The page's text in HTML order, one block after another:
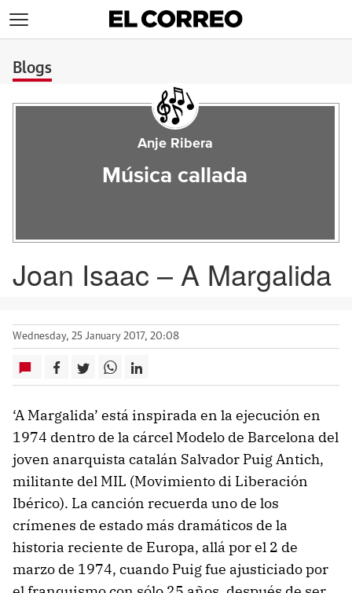
Blogs
Anje Ribera
Música callada
Joan Isaac – A Margalida
Wednesday, 25 January 2017, 20:08
‘A Margalida’ está inspirada en la ejecución en
1974 dentro de la cárcel Modelo de Barcelona del
joven anarquista catalán Salvador Puig Antich,
militante del MIL (Movimiento di Liberación
Ibérico). La canción recuerda uno de los
crímenes de estado más dramáticos de la
historia reciente de Europa, allá por el 2 de
marzo de 1974, cuando Puig fue ajusticiado por